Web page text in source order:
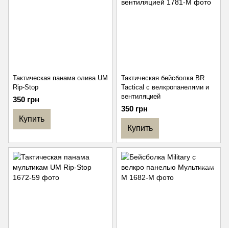
Тактическая панама олива UM
Rip-Stop
350 грн
Купить
Тактическая бейсболка BR
Tactical с велкропанелями и
вентиляцией
350 грн
Купить